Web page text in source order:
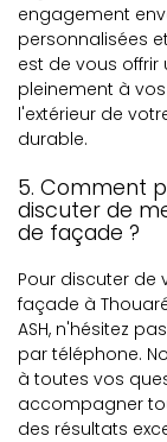
engagement
personnalisées
est de vous offrir
pleinement à
l'extérieur de
durable.
5. Comment
discuter de
de façade ?
Pour discuter de
façade à
ASH, n'hésitez
par téléphone.
à toutes vos
accompagner
des résultats